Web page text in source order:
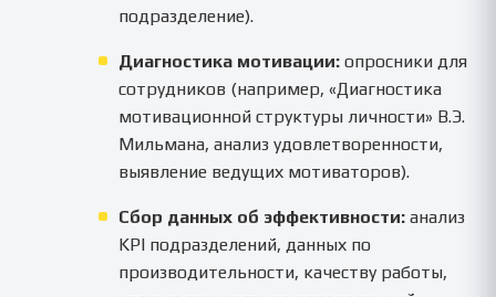
подразделение).
Диагностика мотивации: опросники для
сотрудников (например, «Диагностика
мотивационной структуры личности» В.Э.
Мильмана, анализ удовлетворенности,
выявление ведущих мотиваторов).
Сбор данных об эффективности: анализ
KPI подразделений, данных по
производительности, качеству работы,